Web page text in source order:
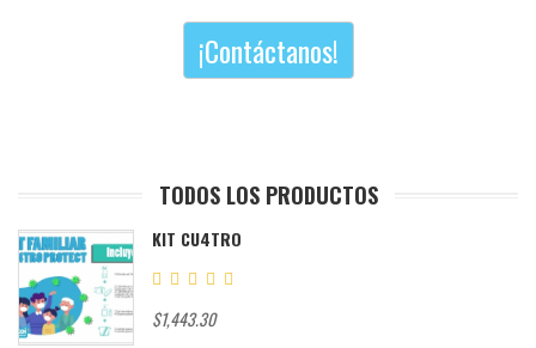
¡Contáctanos!
TODOS LOS PRODUCTOS
KIT CU4TRO
$1,443.30